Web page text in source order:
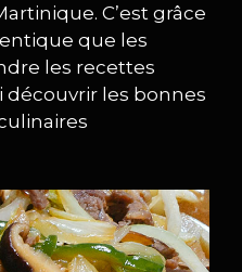
C’est grâce
que les
les recettes
découvrir les bonnes